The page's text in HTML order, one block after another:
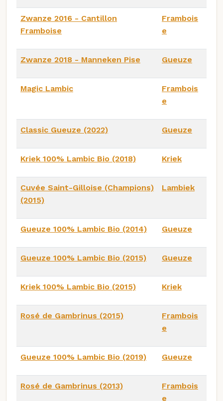
Zwanze 2016 - Cantillon
Framboise
Frambois
e
Zwanze 2018 - Manneken Pise Gueuze
Magic Lambic
Frambois
e
Classic Gueuze (2022) Gueuze
Kriek 100% Lambic Bio (2018) Kriek
Cuvée Saint-Gilloise (Champions)
(2015)
Lambiek
Gueuze 100% Lambic Bio (2014) Gueuze
Gueuze 100% Lambic Bio (2015) Gueuze
Kriek 100% Lambic Bio (2015) Kriek
Rosé de Gambrinus (2015)
Frambois
e
Gueuze 100% Lambic Bio (2019) Gueuze
Rosé de Gambrinus (2013)
Frambois
e